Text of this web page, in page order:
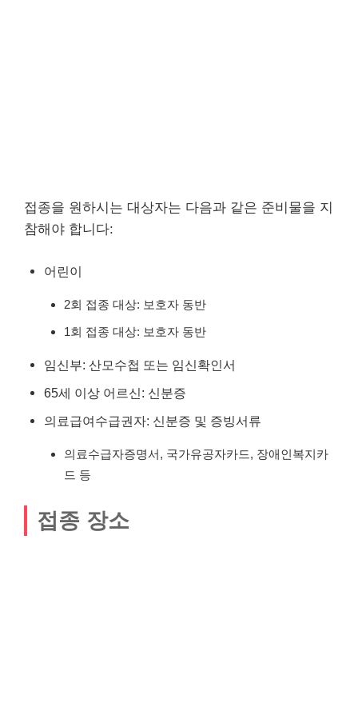
접종을 원하시는 대상자는 다음과 같은 준비물을 지
참해야 합니다:
어린이
2회 접종 대상: 보호자 동반
1회 접종 대상: 보호자 동반
임신부: 산모수첩 또는 임신확인서
65세 이상 어르신: 신분증
의료급여수급권자: 신분증 및 증빙서류
의료수급자증명서, 국가유공자카드, 장애인복지카
드 등
접종 장소